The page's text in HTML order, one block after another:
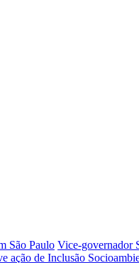
São Paulo Vice-governador
ação de Inclusão